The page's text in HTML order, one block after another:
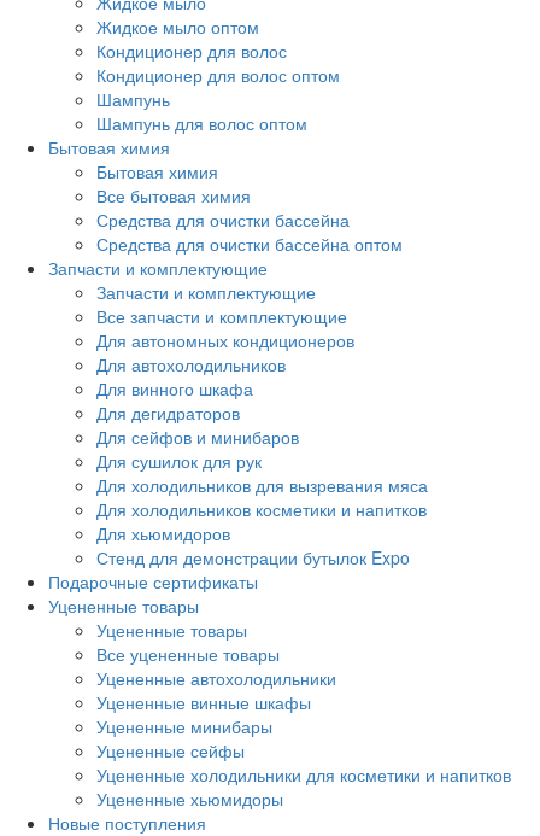
Жидкое мыло оптом
Кондиционер для волос
Кондиционер для волос оптом
Шампунь
Шампунь для волос оптом
Бытовая химия
Бытовая химия
Все бытовая химия
Средства для очистки бассейна
Средства для очистки бассейна оптом
Запчасти и комплектующие
Запчасти и комплектующие
Все запчасти и комплектующие
Для автономных кондиционеров
Для автохолодильников
Для винного шкафа
Для дегидраторов
Для сейфов и минибаров
Для сушилок для рук
Для холодильников для вызревания мяса
Для холодильников косметики и напитков
Для хьюмидоров
Стенд для демонстрации бутылок Expo
Подарочные сертификаты
Уцененные товары
Уцененные товары
Все уцененные товары
Уцененные автохолодильники
Уцененные винные шкафы
Уцененные минибары
Уцененные сейфы
Уцененные холодильники для косметики и напитков
Уцененные хьюмидоры
Новые поступления